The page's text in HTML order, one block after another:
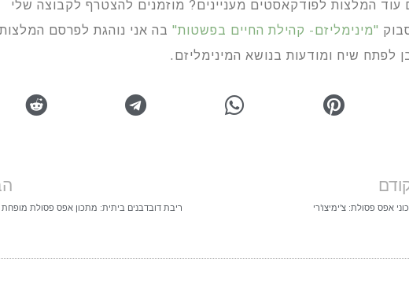
עוד המלצות לפודקאסטים מעניינים? מוזמנים להצטרף לקבוצה שלי
"מינימליזם- קהילת החיים בפשטות" בה אני נוהגת לפרסם המלצות
לפתח שיח ומודעות בנושא המינימליזם.
אפס פסולת: צ'ימיצו'רי ריבת דובדבנים ביתית: מתכון אפס פסולת מופחת